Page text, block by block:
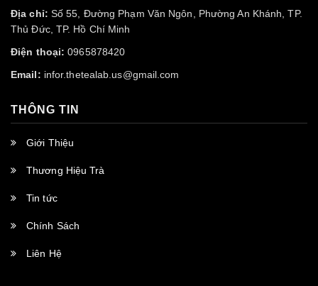
Địa chỉ: Số 55, Đường Phạm Văn Ngôn, Phường An Khánh, TP.
Thủ Đức, TP. Hồ Chí Minh
Điện thoại: 0965878420
Email: infor.thetealab.us@gmail.com
THÔNG TIN
Giới Thiệu
Thương Hiệu Trà
Tin tức
Chính Sách
Liên Hệ